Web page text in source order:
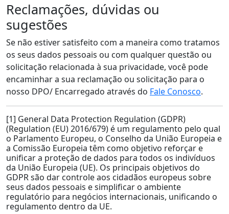
Reclamações, dúvidas ou
sugestões
Se não estiver satisfeito com a maneira como tratamos
os seus dados pessoais ou com qualquer questão ou
solicitação relacionada à sua privacidade, você pode
encaminhar a sua reclamação ou solicitação para o
nosso DPO/ Encarregado através do Fale Conosco.
[1] General Data Protection Regulation (GDPR)
(Regulation (EU) 2016/679) é um regulamento pelo qual
o Parlamento Europeu, o Conselho da União Europeia e
a Comissão Europeia têm como objetivo reforçar e
unificar a proteção de dados para todos os indivíduos
da União Europeia (UE). Os principais objetivos do
GDPR são dar controle aos cidadãos europeus sobre
seus dados pessoais e simplificar o ambiente
regulatório para negócios internacionais, unificando o
regulamento dentro da UE.